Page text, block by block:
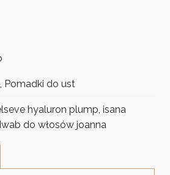
, Pomadki do ust
hyaluron plump, isana
do włosów joanna